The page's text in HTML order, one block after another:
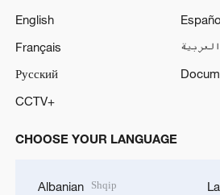
English
Français
العربية
Русский
CCTV+
CHOOSE YOUR LANGUAGE
Albanian Shqip